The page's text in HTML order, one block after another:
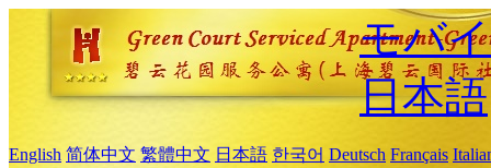
モバ
日本語
English 简体中文 繁體中文 日本語 한국어 Deutsch Français